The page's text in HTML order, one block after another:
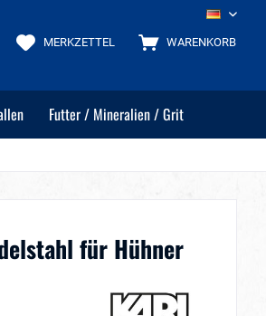
DE
WARENKORB
MERKZETTEL
Futter / Mineralien / Grit
für Hühner